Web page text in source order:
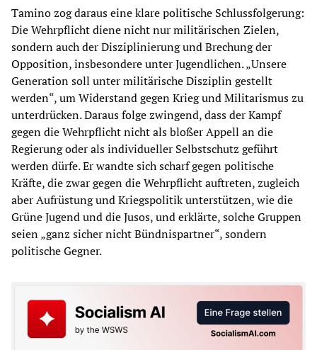
Tamino zog daraus eine klare politische Schlussfolgerung:
Die Wehrpflicht diene nicht nur militärischen Zielen,
sondern auch der Disziplinierung und Brechung der
Opposition, insbesondere unter Jugendlichen. „Unsere
Generation soll unter militärische Disziplin gestellt
werden“, um Widerstand gegen Krieg und Militarismus zu
unterdrücken. Daraus folge zwingend, dass der Kampf
gegen die Wehrpflicht nicht als bloßer Appell an die
Regierung oder als individueller Selbstschutz geführt
werden dürfe. Er wandte sich scharf gegen politische
Kräfte, die zwar gegen die Wehrpflicht auftreten, zugleich
aber Aufrüstung und Kriegspolitik unterstützen, wie die
Grüne Jugend und die Jusos, und erklärte, solche Gruppen
seien „ganz sicher nicht Bündnispartner“, sondern
politische Gegner.